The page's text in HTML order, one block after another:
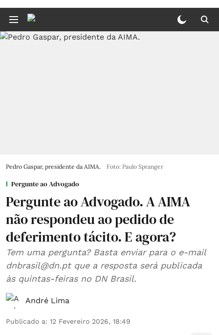
Pedro Gaspar, presidente da AIMA. Foto: Paulo Spranger
Pergunte ao Advogado
Pergunte ao Advogado. A AIMA
não respondeu ao pedido de
deferimento tácito. E agora?
Tem uma pergunta? Basta enviar para o e-mail
dnbrasil@dn.pt que a resposta será publicada
às quintas-feiras no DN Brasil.
André Lima
Publicado a: 12 Fevereiro 2026, 18:49